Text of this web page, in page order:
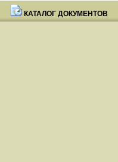
КАТАЛОГ ДОКУМЕНТОВ